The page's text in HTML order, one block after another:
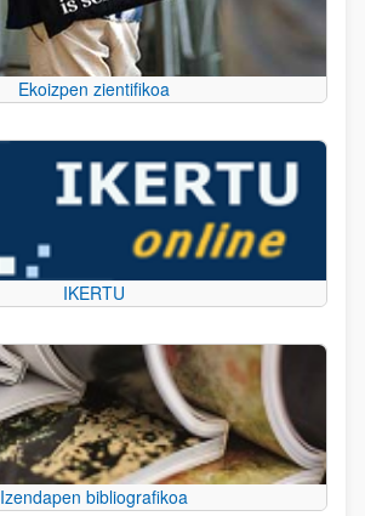
Ekoizpen zientifikoa
IKERTU
Izendapen bibliografikoa